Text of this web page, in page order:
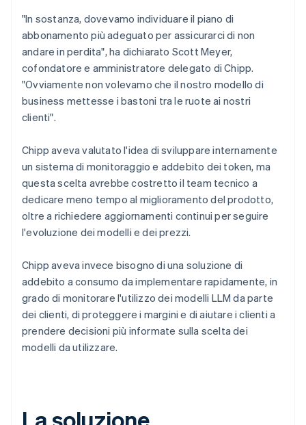
"In sostanza, dovevamo individuare il piano di
abbonamento più adeguato per assicurarci di non
andare in perdita", ha dichiarato Scott Meyer,
cofondatore e amministratore delegato di Chipp.
"Ovviamente non volevamo che il nostro modello di
business mettesse i bastoni tra le ruote ai nostri
clienti".
Chipp aveva valutato l'idea di sviluppare internamente
un sistema di monitoraggio e addebito dei token, ma
questa scelta avrebbe costretto il team tecnico a
dedicare meno tempo al miglioramento del prodotto,
oltre a richiedere aggiornamenti continui per seguire
l'evoluzione dei modelli e dei prezzi.
Chipp aveva invece bisogno di una soluzione di
addebito a consumo da implementare rapidamente, in
grado di monitorare l'utilizzo dei modelli LLM da parte
dei clienti, di proteggere i margini e di aiutare i clienti a
prendere decisioni più informate sulla scelta dei
modelli da utilizzare.
La soluzione